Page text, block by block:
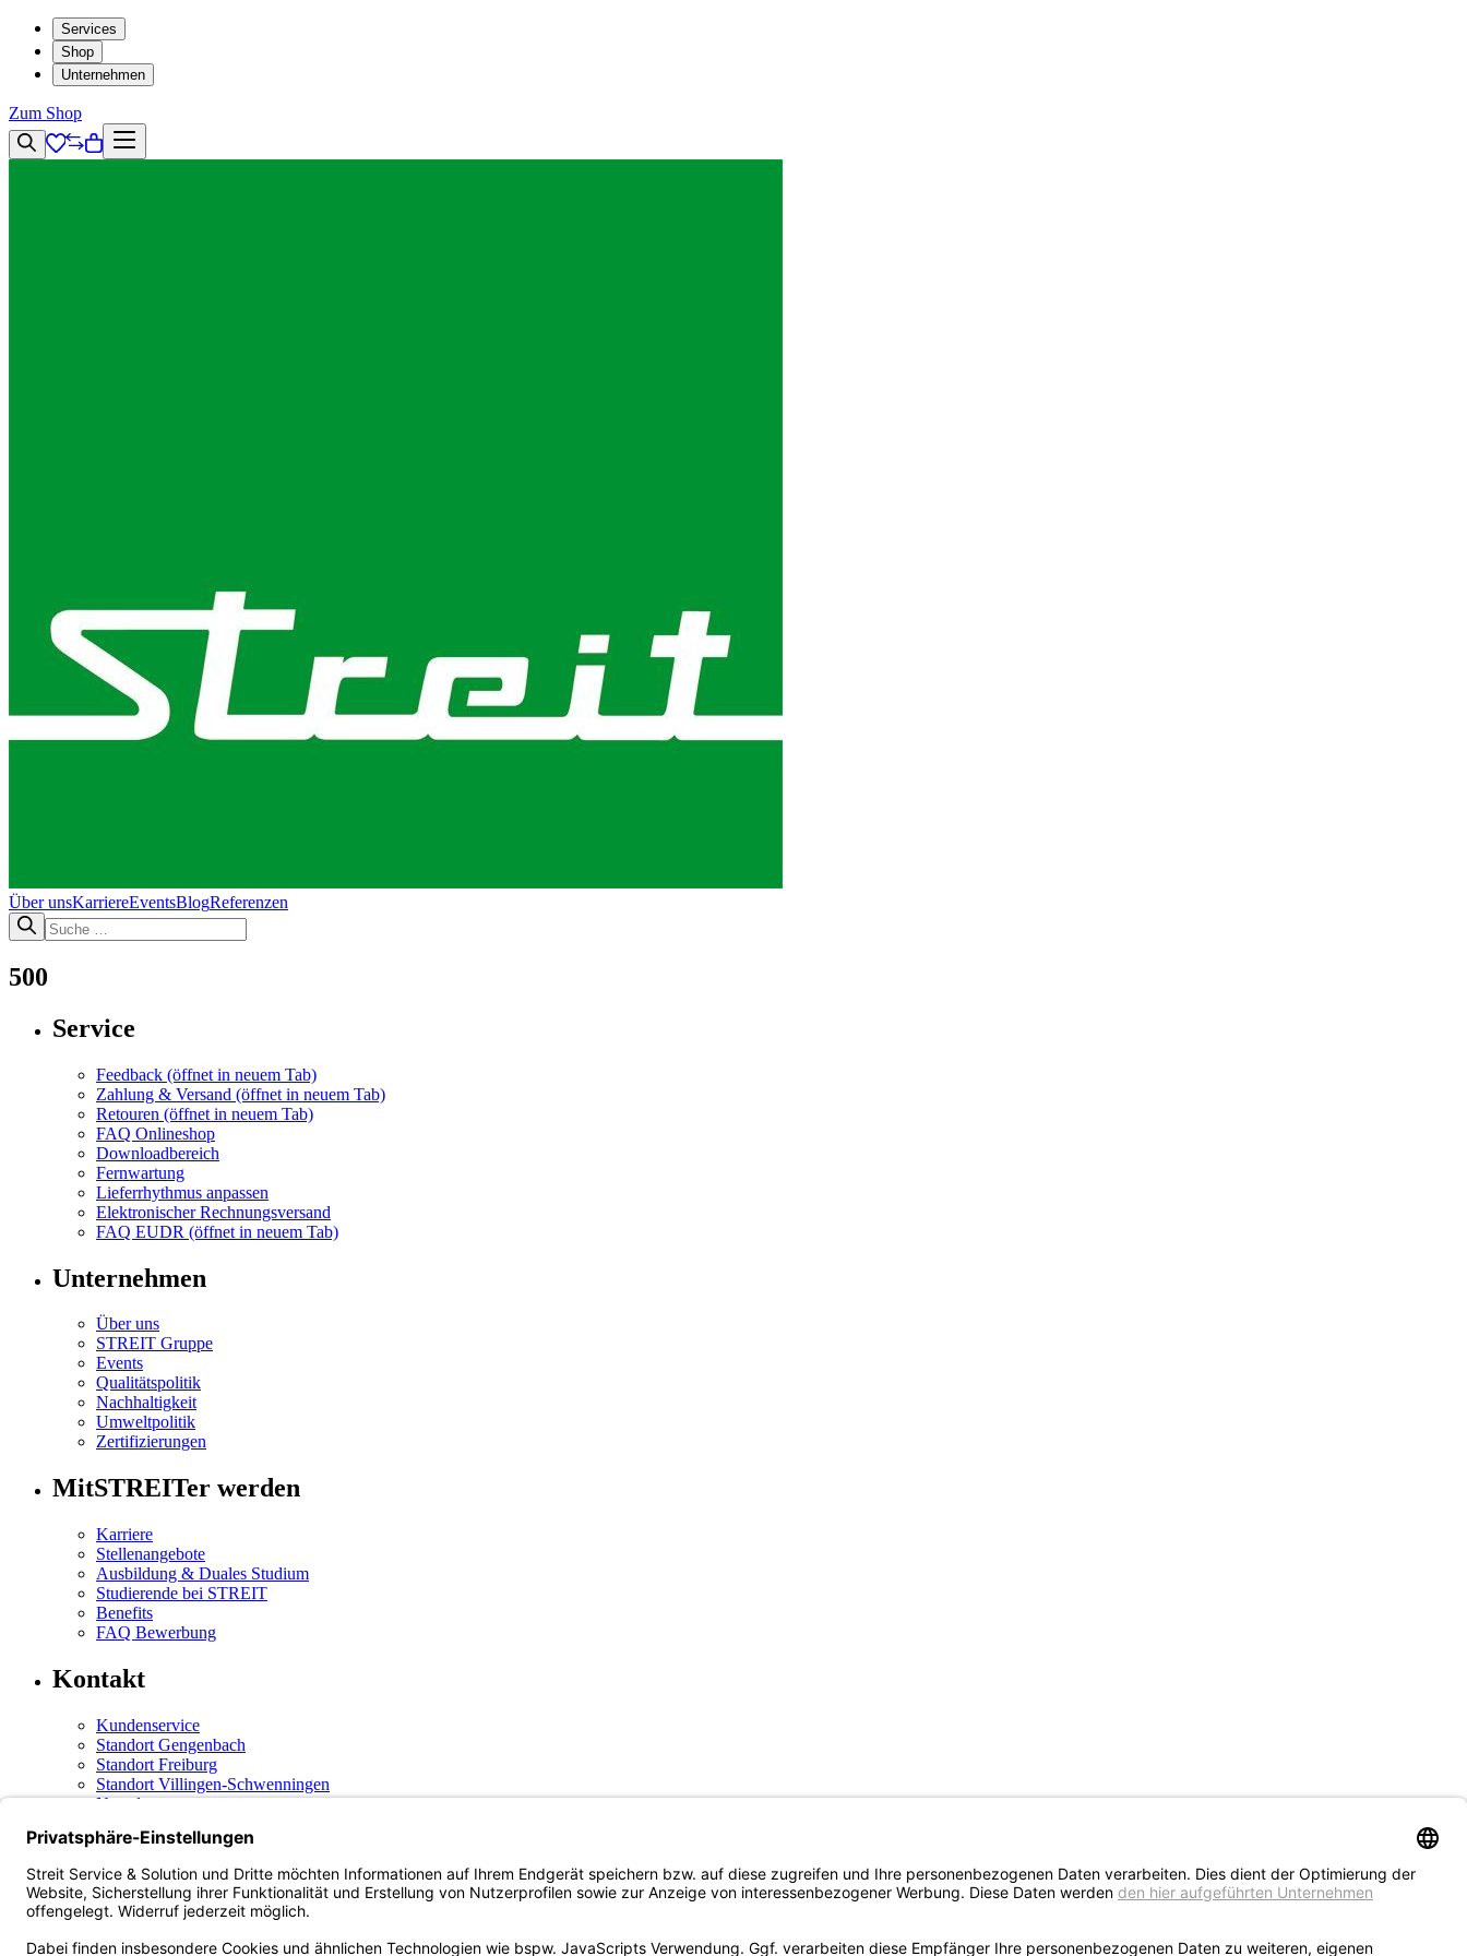
Services
Shop
Unternehmen
Zum Shop
Über unsKarriereEventsBlogReferenzen
500
Service
Feedback (öffnet in neuem Tab)
Zahlung & Versand (öffnet in neuem Tab)
Retouren (öffnet in neuem Tab)
FAQ Onlineshop
Downloadbereich
Fernwartung
Lieferrhythmus anpassen
Elektronischer Rechnungsversand
FAQ EUDR (öffnet in neuem Tab)
Unternehmen
Über uns
STREIT Gruppe
Events
Qualitätspolitik
Nachhaltigkeit
Umweltpolitik
Zertifizierungen
MitSTREITer werden
Karriere
Stellenangebote
Ausbildung & Duales Studium
Studierende bei STREIT
Benefits
FAQ Bewerbung
Kontakt
Kundenservice
Standort Gengenbach
Standort Freiburg
Standort Villingen-Schwenningen
Newsletter
Social Media
Instagram(öffnet in neuem Tab)
Facebook(öffnet in neuem Tab)